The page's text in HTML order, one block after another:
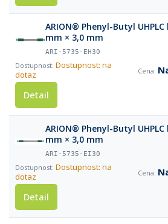
ARION® Phenyl-Butyl
mm × 3,0 mm
ARI-5735-EH30
Dostupnost: na
dotaz
Detail
ARION® Phenyl-Butyl
mm × 3,0 mm
ARI-5735-EI30
Dostupnost: na
dotaz
Detail